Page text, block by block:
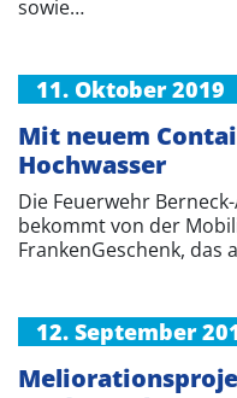
sowie…
11. Oktober 2019
Mit neuem
Hochwasser
Die Feuerwehr
bekommt von der
FrankenGeschenk, das
12. September